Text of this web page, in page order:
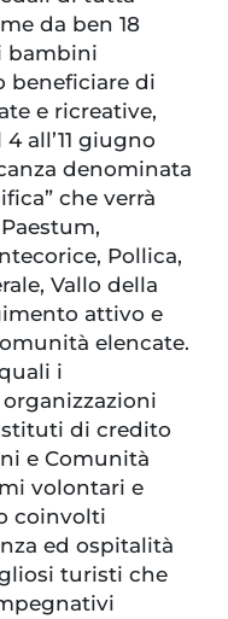
da ben 18
bambini
beneficiare di
e ricreative,
all’11 giugno
denominata
che verrà
Pollica,
Vallo della
attivo e
elencate.
i
di credito
e Comunità
volontari e
coinvolti
ed ospitalità
turisti che